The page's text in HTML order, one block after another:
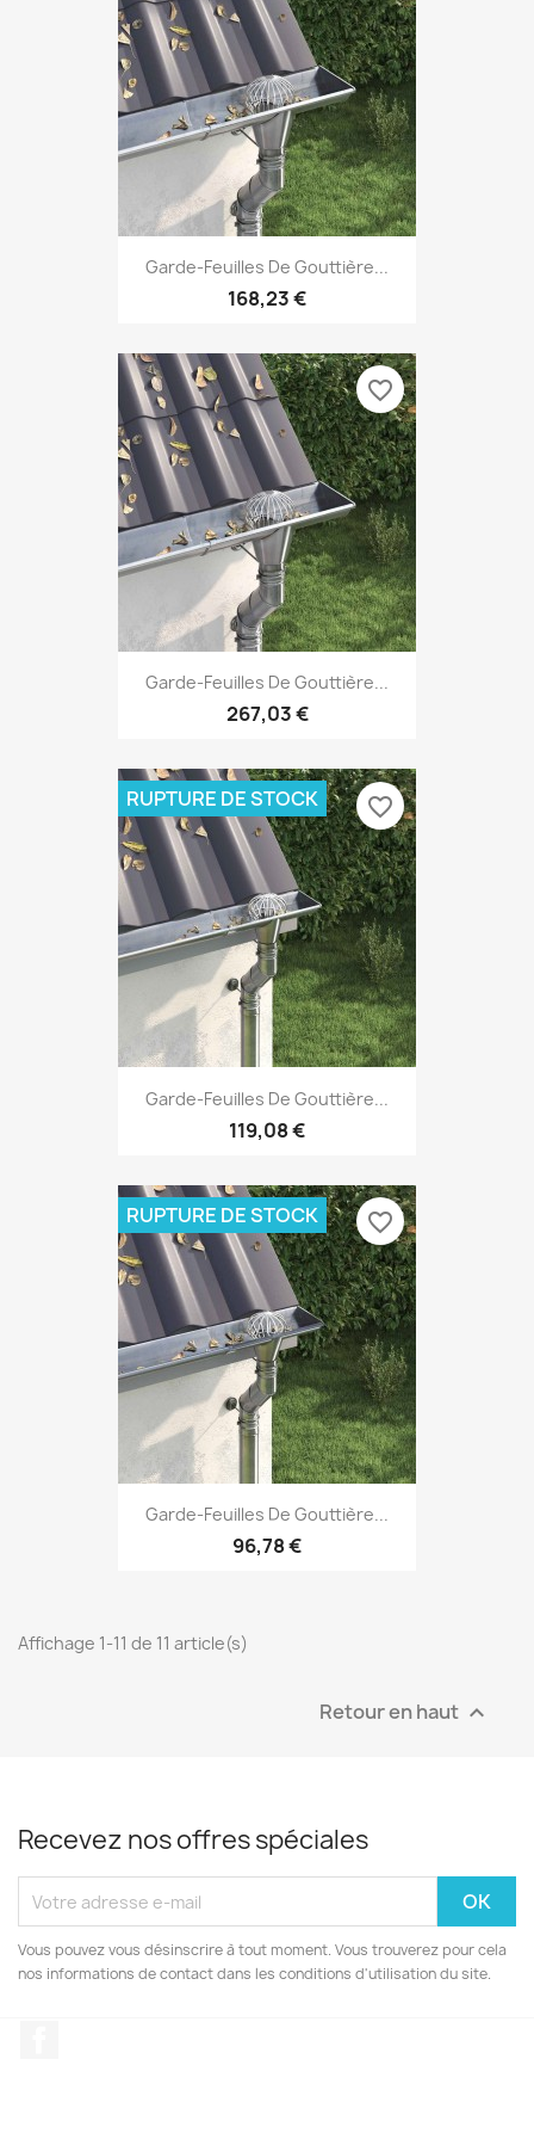
Garde-Feuilles De Gouttière...
168,23 €
Garde-Feuilles De Gouttière...
267,03 €
favorite_border
Garde-Feuilles De Gouttière...
119,08 €
RUPTURE DE STOCK favorite_border
Garde-Feuilles De Gouttière...
96,78 €
RUPTURE DE STOCK favorite_border
Affichage 1-11 de 11 article(s)
Retour en haut 
Recevez nos offres spéciales
Vous pouvez vous désinscrire à tout moment. Vous trouverez pour cela
nos informations de contact dans les conditions d'utilisation du site.